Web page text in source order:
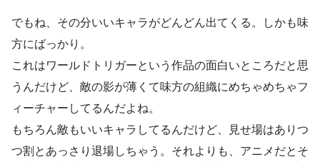
でもね、その分いいキャラがどんどん出てくる。しかも味
方にばっかり。
これはワールドトリガーという作品の面白いところだと思
うんだけど、敵の影が薄くて味方の組織にめちゃめちゃフ
ィーチャーしてるんだよね。
もちろん敵もいいキャラしてるんだけど、見せ場はありつ
つ割とあっさり退場しちゃう。それよりも、アニメだとそ